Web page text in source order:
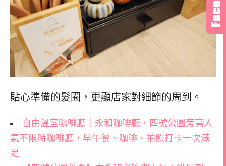
貼心準備的髮圈，更顯店家對細節的周到。
自由溫室咖啡廳｜永和咖啡廳，四號公園旁高人
氣不限時咖啡廳，早午餐、咖啡、拍照打卡一次滿
足